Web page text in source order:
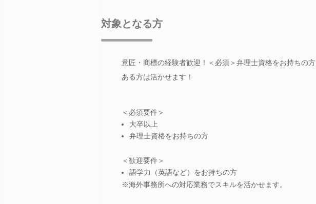
対象となる方
意匠・商標の経験者歓迎！＜必須＞弁理士資格をお持ちの
ある方は活かせます！
＜必須要件＞
大卒以上
弁理士資格をお持ちの方
＜歓迎要件＞
語学力（英語など）をお持ちの方
※海外事務所への対応業務でスキルを活かせます。